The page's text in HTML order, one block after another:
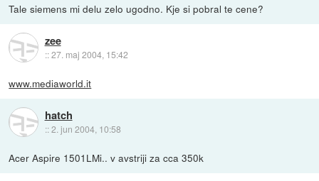
Tale siemens mi delu zelo ugodno. Kje si pobral te cene?
zee
::27. maj 2004, 15:42
www.mediaworld.it
hatch
::2. jun 2004, 10:58
Acer Aspire 1501LMi.. v avstriji za cca 350k